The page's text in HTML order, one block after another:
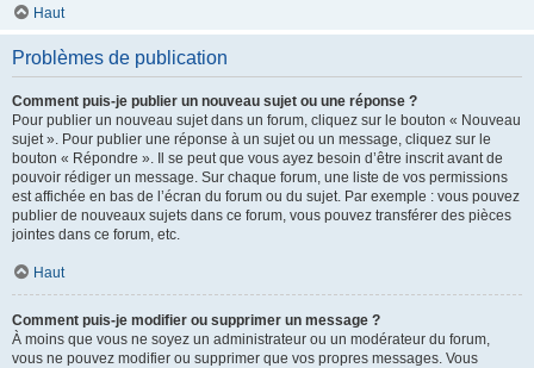
Haut
Problèmes de publication
Comment puis-je publier un nouveau sujet ou une réponse ?
Pour publier un nouveau sujet dans un forum, cliquez sur le bouton « Nouveau
sujet ». Pour publier une réponse à un sujet ou un message, cliquez sur le
bouton « Répondre ». Il se peut que vous ayez besoin d’être inscrit avant de
pouvoir rédiger un message. Sur chaque forum, une liste de vos permissions
est affichée en bas de l’écran du forum ou du sujet. Par exemple : vous pouvez
publier de nouveaux sujets dans ce forum, vous pouvez transférer des pièces
jointes dans ce forum, etc.
Haut
Comment puis-je modifier ou supprimer un message ?
À moins que vous ne soyez un administrateur ou un modérateur du forum,
vous ne pouvez modifier ou supprimer que vos propres messages. Vous